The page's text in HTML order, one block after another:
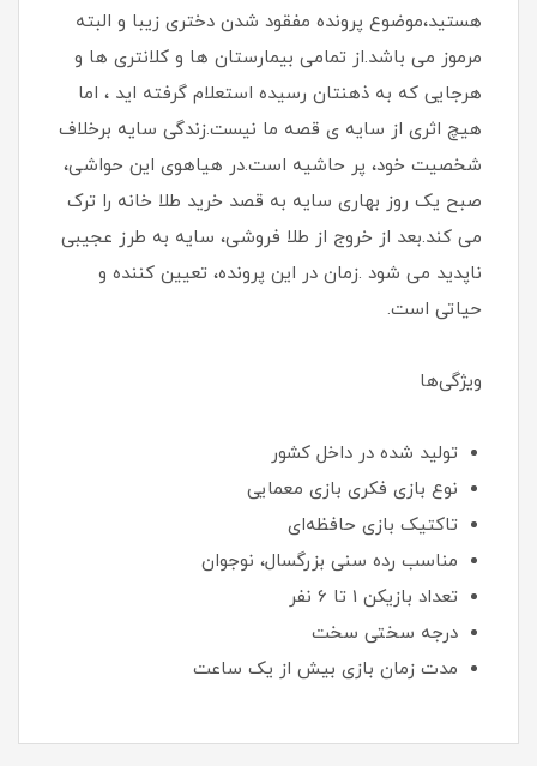
هستید،موضوع پرونده مفقود شدن دختری زیبا و البته
مرموز می باشد.از تمامی بیمارستان ها و کلانتری ها و
هرجایی که به ذهنتان رسیده استعلام گرفته اید ، اما
هیچ اثری از سایه ی قصه ما نیست.زندگی سایه برخلاف
شخصیت خود، پر حاشیه است.در هیاهوی این حواشی،
صبح یک روز بهاری سایه به قصد خرید طلا خانه را ترک
می کند.بعد از خروج از طلا فروشی، سایه به طرز عجیبی
ناپدید می شود .زمان در این پرونده، تعیین کننده و
حیاتی است.
ویژگی‌ها
تولید شده در داخل کشور
نوع بازی فکری بازی معمایی
تاکتیک بازی حافظه‌ای
مناسب رده سنی بزرگسال، نوجوان
تعداد بازیکن 1 تا 6 نفر
درجه سختی سخت
مدت زمان بازی بیش از یک ساعت